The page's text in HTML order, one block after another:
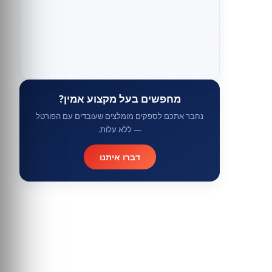
מחפשים בעל מקצוע אמין?
נחבר אתכם לספקים מומלצים שעובדים עם הפורטל
— ללא עלות.
דברו איתנו